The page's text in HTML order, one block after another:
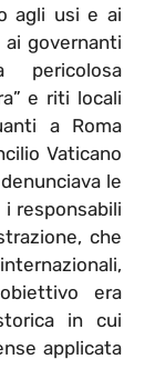
agli usi e ai
governanti
pericolosa
e riti locali
a Roma
Vaticano
le
responsabili
che
era
in cui
applicata